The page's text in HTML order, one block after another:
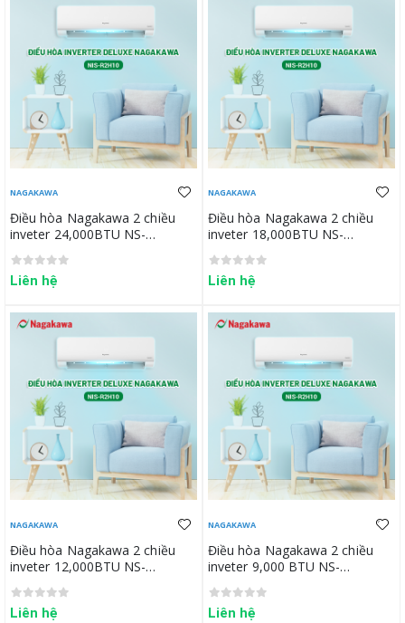
NAGAKAWA
Điều hòa Nagakawa 2 chiều
inveter 24,000BTU NS-
Liên hệ
NAGAKAWA
Điều hòa Nagakawa 2 chiều
inveter 18,000BTU NS-
Liên hệ
NAGAKAWA
Điều hòa Nagakawa 2 chiều
inveter 12,000BTU NS-
Liên hệ
NAGAKAWA
Điều hòa Nagakawa 2 chiều
inveter 9,000 BTU NS-
Liên hệ